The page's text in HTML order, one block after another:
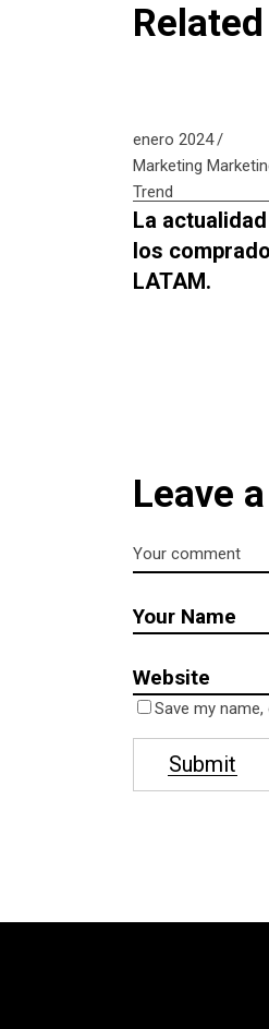
enero 2024
Marketing
Trend
La
los
LATAM.
Leave
Save my
Submit